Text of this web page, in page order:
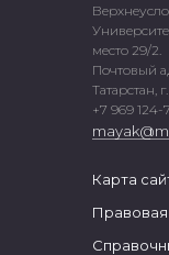
место 29/2.
Почтовый
Татарстан,
+7 969 124-
Карта